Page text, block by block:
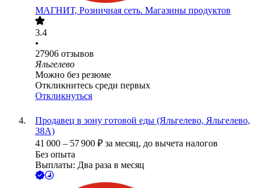
МАГНИТ, Розничная сеть. Магазины продуктов
3.4
•
27906 отзывов
Яльгелево
Можно без резюме
Откликнитесь среди первых
Откликнуться
Продавец в зону готовой еды (Яльгелево, Яльгелево,
38А)
41 000 – 57 900 ₽ за месяц, до вычета налогов
Без опыта
Выплаты: Два раза в месяц